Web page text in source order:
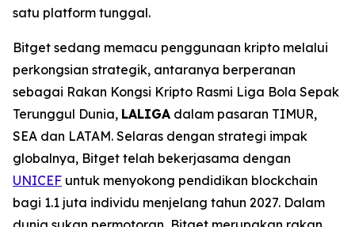
satu platform tunggal.
Bitget sedang memacu penggunaan kripto melalui
perkongsian strategik, antaranya berperanan
sebagai Rakan Kongsi Kripto Rasmi Liga Bola Sepak
Terunggul Dunia, LALIGA dalam pasaran TIMUR,
SEA dan LATAM. Selaras dengan strategi impak
globalnya, Bitget telah bekerjasama dengan
UNICEF untuk menyokong pendidikan blockchain
bagi 1.1 juta individu menjelang tahun 2027. Dalam